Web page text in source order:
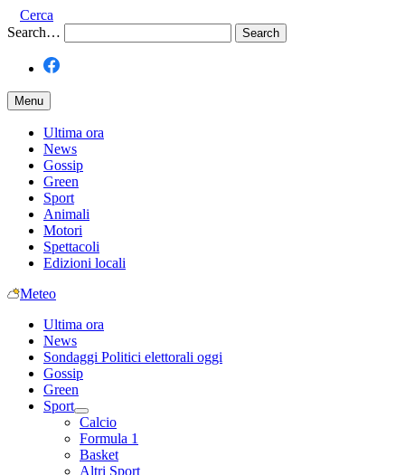
Cerca
Search…
Menu
Ultima ora
News
Gossip
Green
Sport
Animali
Motori
Spettacoli
Edizioni locali
Meteo
Ultima ora
News
Sondaggi Politici elettorali oggi
Gossip
Green
Sport
Calcio
Formula 1
Basket
Altri Sport